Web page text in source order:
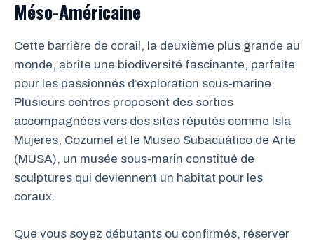
Méso-Américaine
Cette barrière de corail, la deuxième plus grande au
monde, abrite une biodiversité fascinante, parfaite
pour les passionnés d’exploration sous-marine.
Plusieurs centres proposent des sorties
accompagnées vers des sites réputés comme Isla
Mujeres, Cozumel et le Museo Subacuático de Arte
(MUSA), un musée sous-marin constitué de
sculptures qui deviennent un habitat pour les
coraux.
Que vous soyez débutants ou confirmés, réserver